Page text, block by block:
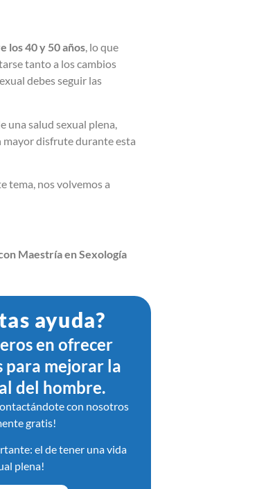
los 40 y 50 años, lo que
tanto a los cambios
debes seguir las
una salud sexual plena,
mayor disfrute durante esta
tema, nos volvemos a
Maestría en Sexología
ayuda?
en ofrecer
mejorar la
del hombre.
con nosotros
gratis!
el de tener una vida
plena!